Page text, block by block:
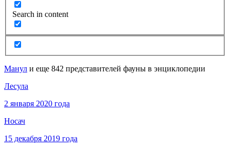
Search in content
Манул и еще 842 представителей фауны в энциклопедии
Лесула
2 января 2020 года
Носач
15 декабря 2019 года